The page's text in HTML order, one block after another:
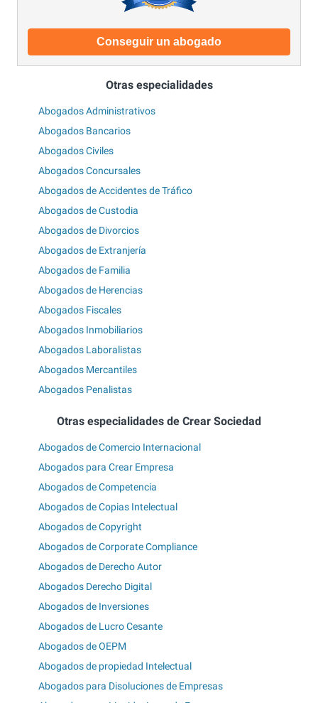
Conseguir un abogado
Otras especialidades
Abogados Administrativos
Abogados Bancarios
Abogados Civiles
Abogados Concursales
Abogados de Accidentes de Tráfico
Abogados de Custodia
Abogados de Divorcios
Abogados de Extranjería
Abogados de Familia
Abogados de Herencias
Abogados Fiscales
Abogados Inmobiliarios
Abogados Laboralistas
Abogados Mercantiles
Abogados Penalistas
Otras especialidades de Crear Sociedad
Abogados de Comercio Internacional
Abogados para Crear Empresa
Abogados de Competencia
Abogados de Copias Intelectual
Abogados de Copyright
Abogados de Corporate Compliance
Abogados de Derecho Autor
Abogados Derecho Digital
Abogados de Inversiones
Abogados de Lucro Cesante
Abogados de OEPM
Abogados de propiedad Intelectual
Abogados para Disoluciones de Empresas